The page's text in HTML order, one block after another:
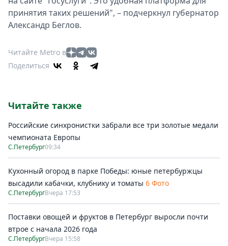
принятия таких решений", – подчеркнул губернатор
Александр Беглов.
Читайте Metro в
Поделиться
Читайте также
Российские синхронистки забрали все три золотые медали
чемпионата Европы
С.Петербург09:34
Кухонный огород в парке Победы: юные петербуржцы
высадили кабачки, клубнику и томаты 6 Фото
С.ПетербургВчера 17:53
Поставки овощей и фруктов в Петербург выросли почти
втрое с начала 2026 года
С.ПетербургВчера 15:58